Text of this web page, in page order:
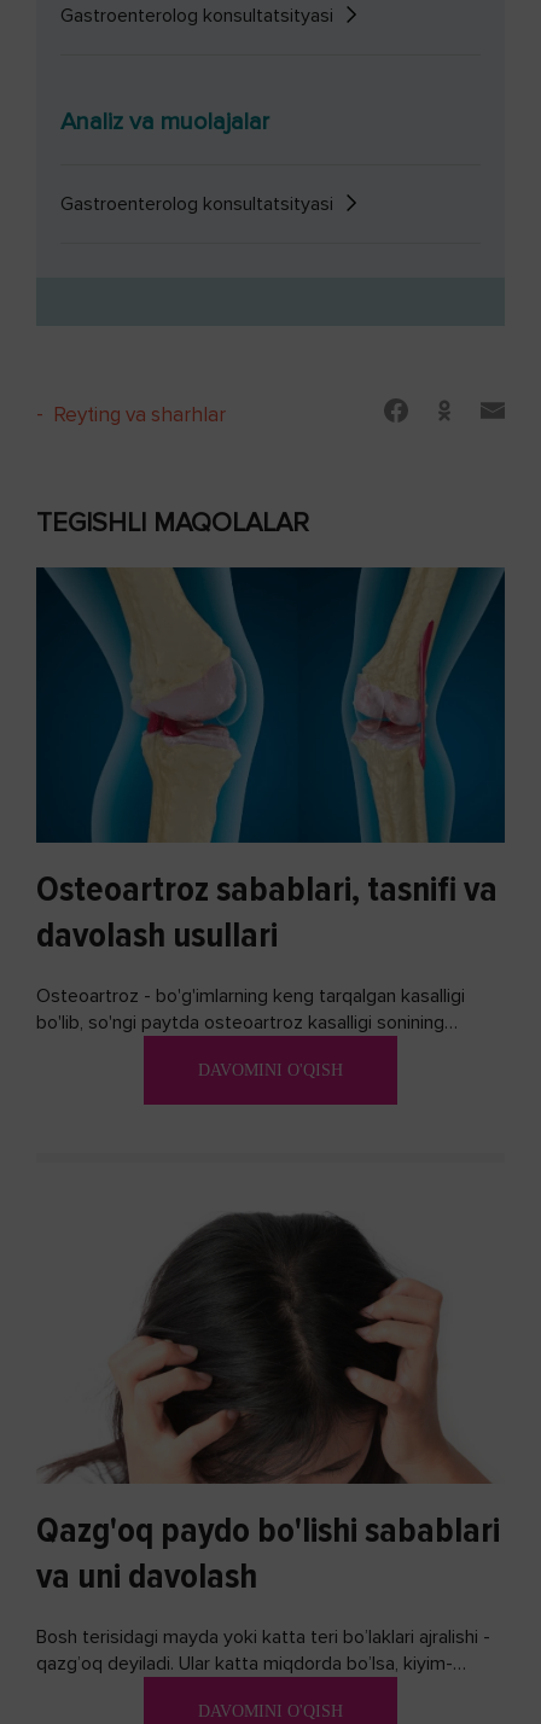
Gastroenterolog konsultatsityasi
Analiz va muolajalar
Gastroenterolog konsultatsityasi
- Reyting va sharhlar
TEGISHLI MAQOLALAR
Osteoartroz sabablari, tasnifi va
davolash usullari
Osteoartroz - bo'g'imlarning keng tarqalgan kasalligi
bo'lib, so'ngi paytda osteoartroz kasalligi sonining
DAVOMINI O'QISH
Qazg'oq paydo bo'lishi sabablari
va uni davolash
Bosh terisidagi mayda yoki katta teri bo’laklari ajralishi -
qazg’oq deyiladi. Ular katta miqdorda bo’lsa, kiyim-
DAVOMINI O'QISH